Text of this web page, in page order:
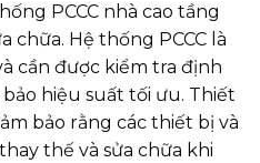
PCCC nhà cao tầng
chữa. Hệ thống PCCC là
cần được kiểm tra định
hiệu suất tối ưu. Thiết
bảo rằng các thiết bị và
thế và sửa chữa khi